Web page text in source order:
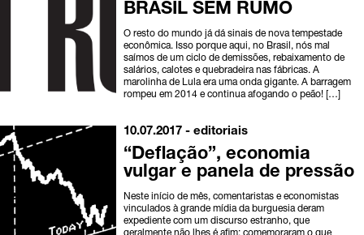
BRASIL SEM RUMO
O resto do mundo já dá sinais de nova tempestade
econômica. Isso porque aqui, no Brasil, nós mal
saímos de um ciclo de demissões, rebaixamento de
salários, calotes e quebradeira nas fábricas. A
marolinha de Lula era uma onda gigante. A barragem
rompeu em 2014 e continua afogando o peão! […]
10.07.2017 -editoriais
“Deflação”, economia
vulgar e panela de pressão
Neste início de mês, comentaristas e economistas
vinculados à grande mídia da burguesia deram
expediente com um discurso estranho, que